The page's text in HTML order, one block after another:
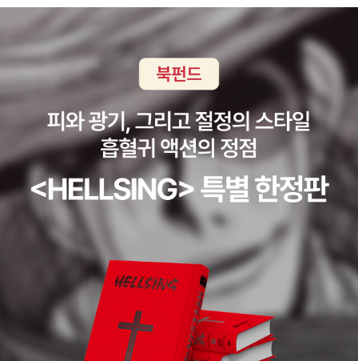
말하고 있는 것들이 사라지지 않고 있다고, 그래서 이렇게 힘들고
혼란스럽다고...하지만 이 연금로가 완벽하게 작동하지 않는다고,
'내벽이 얇아지고 군데군데 헐어 버'렸다고 버려서는 안 된다. 고
쳐야 한다. 이런 연금로 없는 세상은 사람이 살 수 없는 세상이 될
수밖에 없으므로.시인도 그 점을 안다. 그러니 이 시집 제목이 바
로 힘센 남성성을 거느리고 평화를 유지하려 한다는 내용을 담은
'여왕코끼리의 힘'이지 않겠는가.다만, 아직도 강함과 배제와 폭
력이 난무하는 세상에서 우리에게 연금로가 필요함을 강조하고
있다는 생각이 든다. 당신들이 연금로를 우리로 하여금 스스로 버
리게 했다간 어떤 일이 일어날지 생각해 보라고...시 앞부분에서
제시했던 엄청난 폭력성들을 계속 겪을 것이냐고, 우리 후손들에
게 그런 세상을 물려줄 것이냐고? 시인의 이 시는 어떤 이론보다
도 더 단순하고 명확하게 우리에게 '여성성'이 중요함을 생각하게
한다. (물론 이때 여성성은 생물학적인 여성이 아니라 노자의 도
덕경에 나오는 여성성을 생각해야 한다)
거대한 사랑 속으로 뛰어드네.: ‘그네’를 소재로 한, 좋아하는 가
사가 많다. 음악과 잘 어우러져, 듣고 있으면, 울컥해지기도 하고,
여기저기 ‘헤엄치듯’ 느슨해지기도 한다. ‘마음속에 음악이 없
다’는 상황은 생각하기조차 싫다. 소개된 시만으로 평가하기는 그
렇지만, 무작정 읽어보고 싶은 리듬. 여왕코끼리의 힘 - 민음의 시
145 조명 (지은이) | 민음사 텅 빈 방에 쓸쓸한 햇살 비춰 들고,
프리즘 속 세월이여, 후회 없이 가라. - 고형렬(시인)일상적인 시
어들은 구체적이고 솔직하다. 아주 생생한 촉감이 있다. 그런데
촉감은, 표면에만 머물지 않고 한없이 깊어진다. 아주 견고한 일
상이 경계를 허물어 우주처럼 넓어지고 깊어지는 순간의 매혹이
이 시집에 있다.우선 시원스럽다. 자잘한 것들에 구애받지 않는
데서 오는 힘 같은 것이 느껴진다. 조명 시의 시원스럽고 힘 있음
은 시가 주는 즐거움의 새로운 측면을 생각하게 만든다. 여왕코끼
리의 막강한 힘이 평화와 행복을 위한 것이듯, 조명의 활기도 긍
정적이고 개방적이다. 굴절되어 있지 않은 페미니즘, 생명에 대한